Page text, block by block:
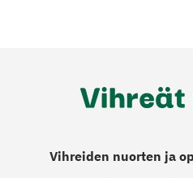
Vihreiden nuorten ja